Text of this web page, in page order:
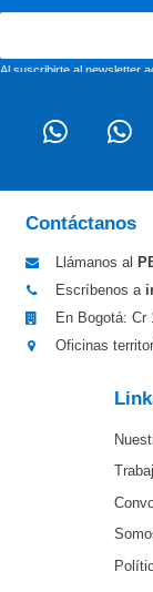
Al suscribirte al newsletter
Contáctanos
Llámanos al
Escríbenos a
En Bogotá: Cr
Oficinas